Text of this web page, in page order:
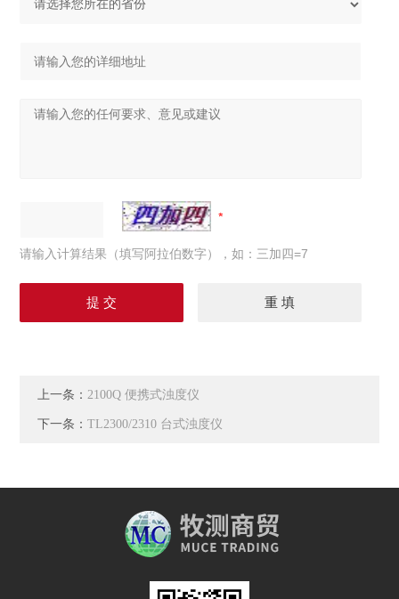
请输入计算结果（填写阿拉伯数字），如：三加四=7
上一条： 2100Q 便携式浊度仪
下一条：TL2300/2310 台式浊度仪